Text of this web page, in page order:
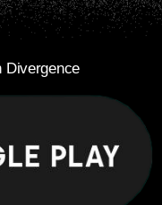
Divergence